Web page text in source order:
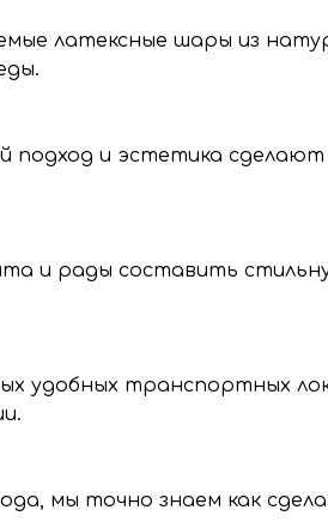
хранение и передачу
данных.
латексные шары из
подход и эстетика
и рады составить
удобных транспортных
мы точно знаем как